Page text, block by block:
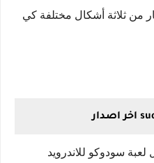
من ثلاثة أشكال مختلفة كي
سودوكو للاندرويد